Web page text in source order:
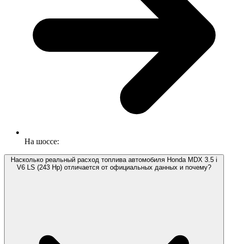
На шоссе:
Насколько реальный расход топлива автомобиля Honda MDX 3.5 i
V6 LS (243 Hp) отличается от официальных данных и почему?